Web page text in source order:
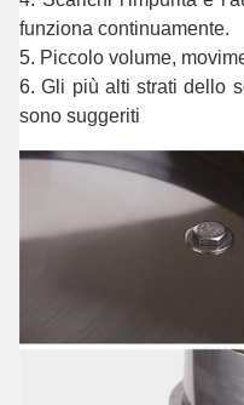
funziona continuamente.
5. Piccolo volume,
6. Gli più alti strati dello
sono suggeriti